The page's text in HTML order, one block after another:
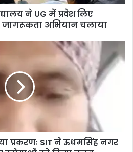
ने UG में प्रवेश लिए
जागरूकता अभियान चलाया
प्रकरणः SIT ने ऊधमसिंह नगर